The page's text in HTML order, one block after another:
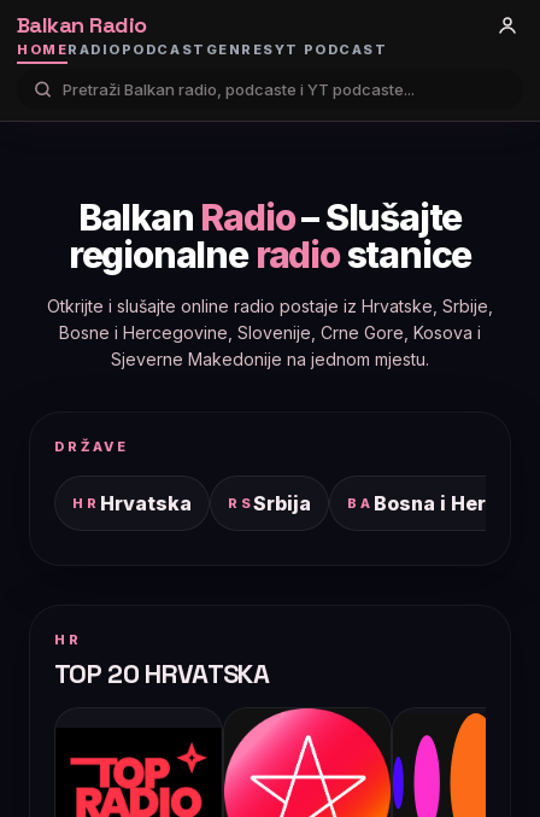
Balkan Radio
HOMERADIO PODCAST GENRESYT PODCAST
Balkan Radio– Slušajte
regionalneradiostanice
Otkrijte i slušajte online radio postaje iz Hrvatske, Srbije,
Bosne i Hercegovine, Slovenije, Crne Gore, Kosova i
Sjeverne Makedonije na jednom mjestu.
DRŽAVE
HR Hrvatska RSSrbija BA Bosna i
HR
TOP 20 HRVATSKA